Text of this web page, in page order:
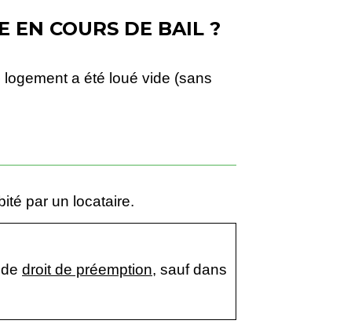
EN COURS DE BAIL ?
a été loué vide (sans
par un locataire.
droit de préemption, sauf dans